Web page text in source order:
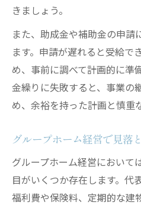
きましょう。
また、助成金や補助金の申請
ます。申請が遅れると受給で
め、事前に調べて計画的に準
金繰りに失敗すると、事業の
め、余裕を持った計画と慎重
グループホーム経営で見落
グループホーム経営において
目がいくつか存在します。代
福利費や保険料、定期的な建